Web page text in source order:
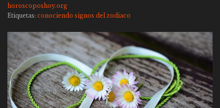
horoscoposhoy.org
Etiquetas: conociendo signos del zodiaco